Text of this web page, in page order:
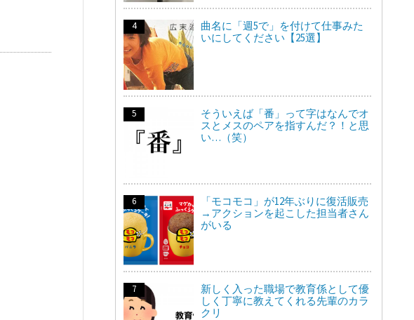
曲名に「週5で」を付けて仕事みた
いにしてください【25選】
そういえば「番」って字はなんでオ
スとメスのペアを指すんだ？！と思
い…（笑）
「モコモコ」が12年ぶりに復活販売
→アクションを起こした担当者さん
がいる
新しく入った職場で教育係として優
しく丁寧に教えてくれる先輩のカラ
クリ